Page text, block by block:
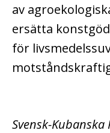
av
ersätta
för
Svensk-